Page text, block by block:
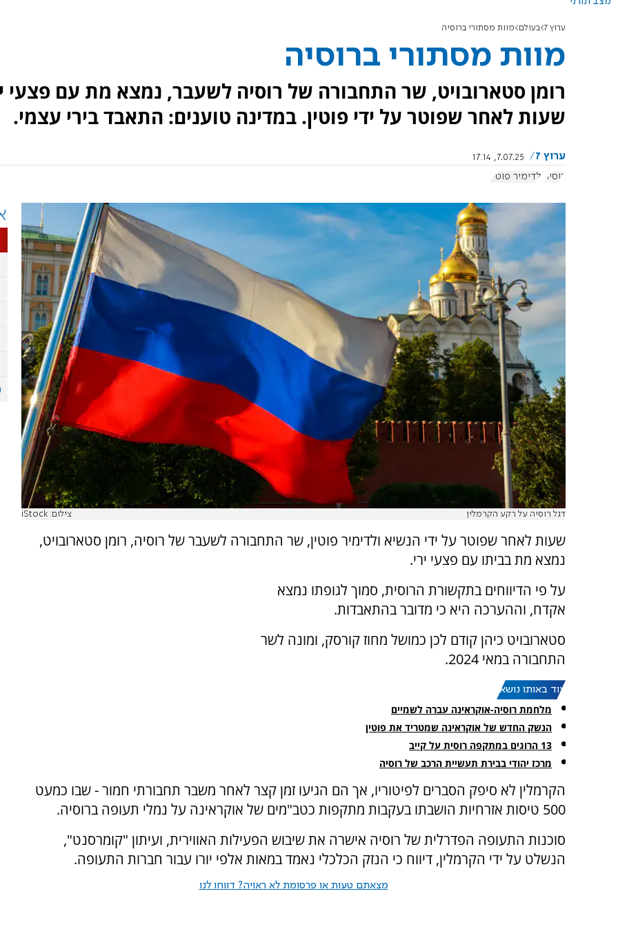
ערוץ 7 בעולם מוות מסתורי ברוסיה
מוות מסתורי ברוסיה
רומן סטארובויט, שר התחבורה של רוסיה לשעבר, נמצא מת עם פצעי
שעות לאחר שפוטר על ידי פוטין. במדינה טוענים: התאבד בירי עצמי.
ערוץ 7
7.07.25, 17:14
רוסיה
ולדימיר פוטין
דגל רוסיה על רקע הקרמלין צילום: iStock
שעות לאחר שפוטר על ידי הנשיא ולדימיר פוטין, שר התחבורה לשעבר של רוסיה, רומן סטארובויט,
נמצא מת בביתו עם פצעי ירי.
על פי הדיווחים בתקשורת הרוסית, סמוך לגופתו נמצא
אקדח, וההערכה היא כי מדובר בהתאבדות.
סטארובויט כיהן קודם לכן כמושל מחוז קורסק, ומונה לשר
התחבורה במאי 2024.
עוד באותו נושא:
מלחמת רוסיה-אוקראינה עברה לשמיים
הנשק החדש של אוקראינה שמטריד את פוטין
13 הרוגים במתקפה רוסית על קייב
מרכז יהודי בבירת תעשיית הרכב של רוסיה
הקרמלין לא סיפק הסברים לפיטוריו, אך הם הגיעו זמן קצר לאחר משבר תחבורתי חמור - שבו כמעט
500 טיסות אזרחיות הושבתו בעקבות מתקפות כטב"מים של אוקראינה על נמלי תעופה ברוסיה.
סוכנות התעופה הפדרלית של רוסיה אישרה את שיבוש הפעילות האווירית, ועיתון "קומרסנט",
הנשלט על ידי הקרמלין, דיווח כי הנזק הכלכלי נאמד במאות אלפי יורו עבור חברות התעופה.
מצאתם טעות או פרסומת לא ראויה? דווחו לנו